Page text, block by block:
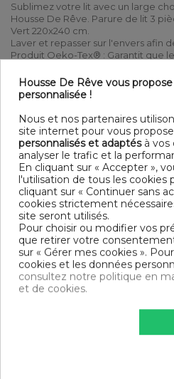
Sublimez votre lit avec un large
Housse De Rêve. Parure de lit 3
Vert 220x240 cm.
Laver et repasser sur l'envers afin
Produit Oeko-Tex® : Garantit que
DÉTAIL
Matière : 100% Lin Français
Couleur : Uni
Entretien : Lavable en machine
Parure de lit 3 pièces
Finition housse de couette :
Modèle : Poire
DIMENSIONS &
Housse de couette
140 x 200 cm : 1 personne
200 x 200 cm : 1-2 personnes
220 x 240 cm : 2 personnes
240 x 260 cm : 2 personnes
Taie d'oreiller (1 taie pour la
les autres tailles)
Housse De Rêve vous
personnalisée !
Nous et nos partenaires
site internet pour vous
personnalisés et adaptésà vos
analyser le trafic et la
En cliquant sur « Accepter »,
l'utilisation de tous les cookies
cliquant sur « Continuer sans
cookies strictement
site seront utilisés.
Pour choisir ou modifier vos
que retirer votre
sur « Gérer mes cookies ».
cookies et les données
consultez notre politique en
et de cookies.